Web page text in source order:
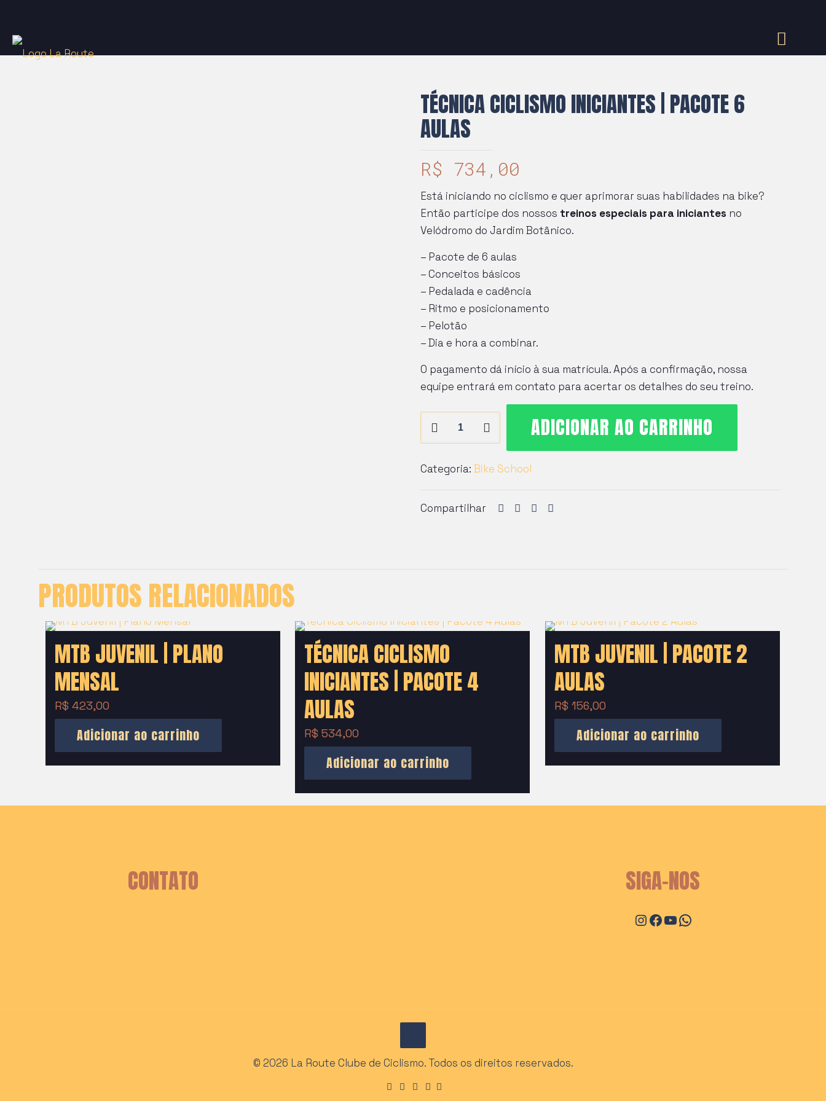
TÉCNICA CICLISMO INICIANTES | PACOTE 6
AULAS
R$ 734,00
Está iniciando no ciclismo e quer aprimorar suas habilidades na bike?
Então participe dos nossos treinos especiais para iniciantes no
Velódromo do Jardim Botânico.
– Pacote de 6 aulas
– Conceitos básicos
– Pedalada e cadência
– Ritmo e posicionamento
– Pelotão
– Dia e hora a combinar.
O pagamento dá início à sua matrícula. Após a confirmação, nossa
equipe entrará em contato para acertar os detalhes do seu treino.
|
6
ADICIONAR AO CARRINHO
Categoria: Bike School
Compartilhar
PRODUTOS RELACIONADOS
MTB JUVENIL | PLANO
MENSAL
R$ 423,00
Adicionar ao carrinho
TÉCNICA CICLISMO
INICIANTES | PACOTE 4
AULAS
R$ 534,00
Adicionar ao carrinho
MTB JUVENIL | PACOTE 2
AULAS
R$ 156,00
Adicionar ao carrinho
CONTATO SIGA-NOS
Instagram
Facebook
Youtube
WhatsApp
© 2026 La Route Clube de Ciclismo. Todos os direitos reservados.